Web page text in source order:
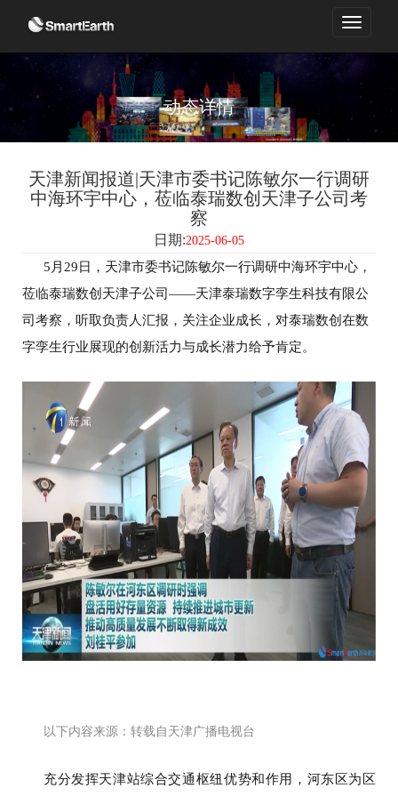
Toggle
动态详情
天津新闻报道|天津市委书记陈敏尔一行调研
中海环宇中心，莅临泰瑞数创天津子公司考
察
日期:2025-06-05
5月29日，天津市委书记陈敏尔一行调研中海环宇中心，
莅临泰瑞数创天津子公司——天津泰瑞数字孪生科技有限公
司考察，听取负责人汇报，关注企业成长，对泰瑞数创在数
字孪生行业展现的创新活力与成长潜力给予肯定。
以下内容来源：转载自天津广播电视台
充分发挥天津站综合交通枢纽优势和作用，河东区为区